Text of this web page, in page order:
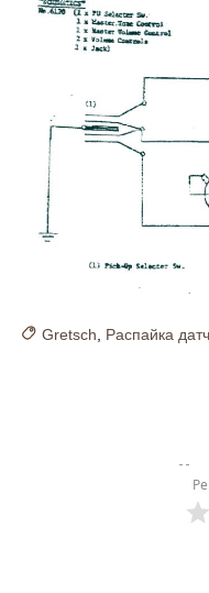
Gretsch Распайка